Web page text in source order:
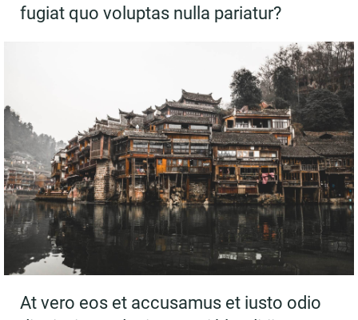
fugiat quo voluptas nulla pariatur?
At vero eos et accusamus et iusto odio